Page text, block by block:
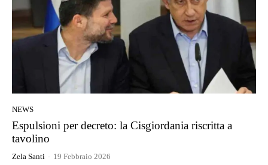
NEWS
Espulsioni per decreto: la Cisgiordania riscritta a
tavolino
Zela Santi - 19 Febbraio 2026